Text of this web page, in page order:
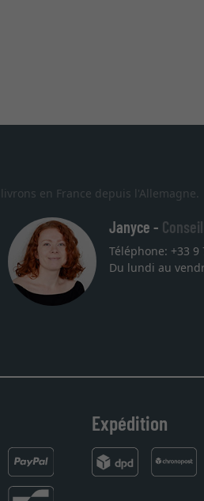
en France depuis l'Allemagne.
recherchais un cadre sur mesure
Emballage professionnel,
Janyce -
Téléphone: +33 9
Du lundi au
Expédition